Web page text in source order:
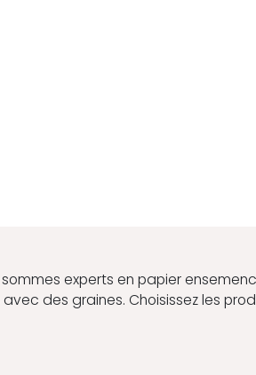
sommes experts en papier
des graines. Choisissez les